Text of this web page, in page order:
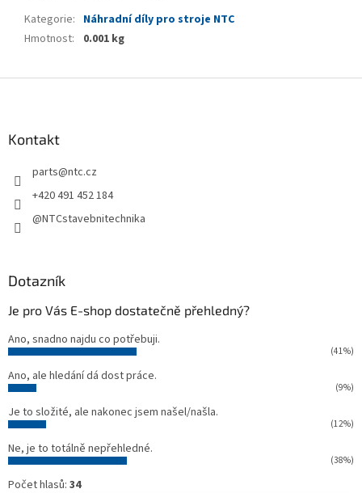
Kategorie: Náhradní díly pro stroje NTC
Hmotnost: 0.001 kg
Kontakt
parts@ntc.cz
+420 491 452 184
@NTCstavebnitechnika
Dotazník
Je pro Vás E-shop dostatečně přehledný?
Ano, snadno najdu co potřebuji.
(41%)
Ano, ale hledání dá dost práce.
(9%)
Je to složité, ale nakonec jsem našel/našla.
(12%)
Ne, je to totálně nepřehledné.
(38%)
Počet hlasů: 34